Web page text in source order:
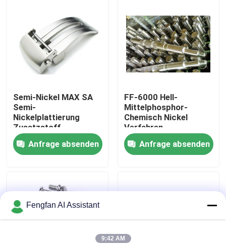
Über uns
Qualitätskontrolle
Kontakt
Angebot anfordern
Chemikalien zur Verzinkung
Semi-Nickel MAX SA
Semi-
Nickelplattierung
Zusatzstoff
Anfrage absenden
FF-6000 Hell-
Mittelphosphor-
Chemisch Nickel
Verfahren
Anfrage absenden
Fengfan AI Assistant
9:42 AM